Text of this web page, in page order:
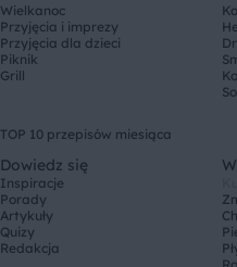
Wielkanoc
Przyjęcia i imprezy
Przyjęcia dla dzieci
Piknik
Grill
TOP 10 przepisów miesiąca
Dowiedz się
Inspiracje
Porady
Artykuły
Quizy
Redakcja